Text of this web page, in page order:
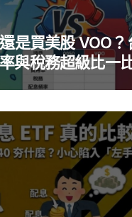
是買美股 VOO？
與稅務超級比一